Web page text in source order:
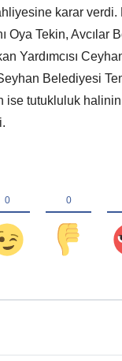
karar
Oya Tekin, Avcılar
Yardımcısı
Belediyesi
ise tutukluluk